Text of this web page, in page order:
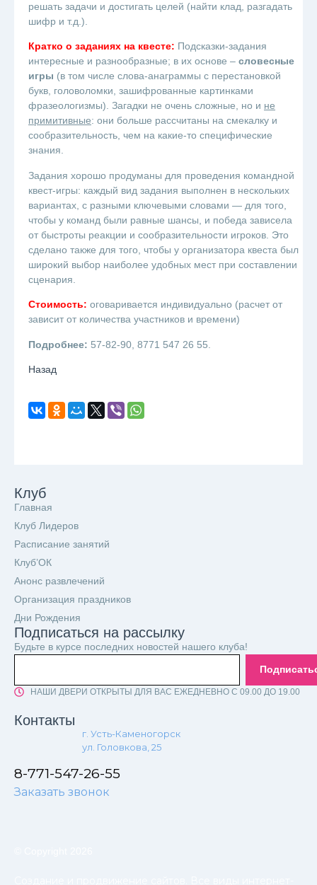
решать задачи и достигать целей (найти клад, разгадать
шифр и т.д.).
Кратко о заданиях на квесте: Подсказки-задания
интересные и разнообразные; в их основе – словесные
игры (в том числе слова-анаграммы с перестановкой
букв, головоломки, зашифрованные картинками
фразеологизмы). Загадки не очень сложные, но и не
примитивные: они больше рассчитаны на смекалку и
сообразительность, чем на какие-то специфические
знания.
Задания хорошо продуманы для проведения командной
квест-игры: каждый вид задания выполнен в нескольких
вариантах, с разными ключевыми словами — для того,
чтобы у команд были равные шансы, и победа зависела
от быстроты реакции и сообразительности игроков. Это
сделано также для того, чтобы у организатора квеста был
широкий выбор наиболее удобных мест при составлении
сценария.
Стоимость: оговаривается индивидуально (расчет от
зависит от количества участников и времени)
Подробнее: 57-82-90, 8771 547 26 55.
Назад
Клуб
Главная
Клуб Лидеров
Расписание занятий
Клуб’ОК
Анонс развлечений
Организация праздников
Дни Рождения
Подписаться на рассылку
Будьте в курсе последних новостей нашего клуба!
НАШИ ДВЕРИ ОТКРЫТЫ ДЛЯ ВАС ЕЖЕДНЕВНО С 09.00 ДО 19.00
Контакты
г. Усть-Каменогорск
ул. Головкова, 25
8-771-547-26-55
Заказать звонок